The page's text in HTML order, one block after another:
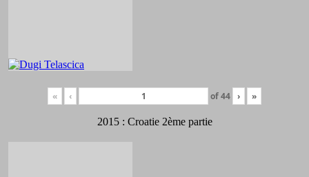
« ‹ of44 › »
2015 : Croatie 2ème partie